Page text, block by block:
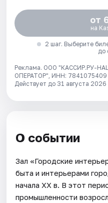
от
на
2 шаг. Выберите
до
Реклама. ООО "КАССИР.РУ-
ОПЕРАТОР", ИНН: 7841075409
Действует до 31 августа 2026
О событии
Зал «Городские
быта и интерьерами
начала XX в. В этот
промышленности